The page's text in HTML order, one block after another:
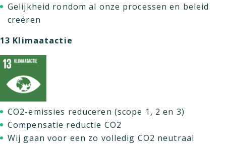
Gelijkheid rondom al onze processen en beleid
creëren
13 Klimaatactie
CO2-emissies reduceren (scope 1, 2 en 3)
Compensatie reductie CO2
Wij gaan voor een zo volledig CO2 neutraal